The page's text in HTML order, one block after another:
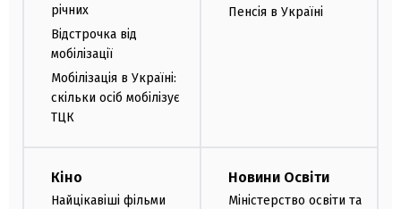
річних
Відстрочка від
мобілізації
Мобілізація в Україні:
скільки осіб мобілізує
ТЦК
Пенсія в Україні
Кіно
Найцікавіші фільми
Новини Освіти
Міністерство освіти та